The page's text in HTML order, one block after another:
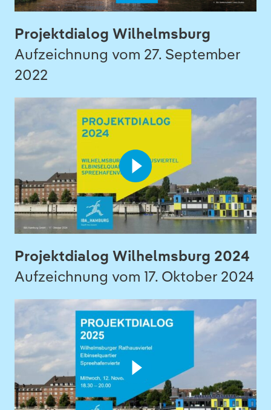
Projektdialog Wilhelmsburg
Aufzeichnung vom 27. September
2022
Projektdialog Wilhelmsburg 2024
Aufzeichnung vom 17. Oktober 2024